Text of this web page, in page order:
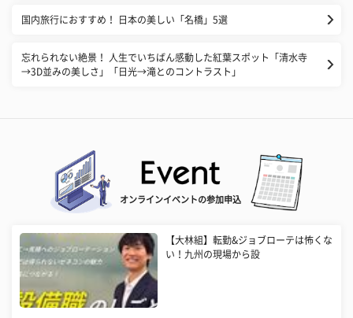
国内旅行におすすめ！ 日本の美しい「名橋」5選
忘れられない絶景！ 人生でいちばん感動した紅葉スポット「清水寺
→3D並みの美しさ」「日光→滝とのコントラスト」
オンラインイベントの参加申込
【大林組】転勤&ジョブローテは怖くな
い！九州の現場から設